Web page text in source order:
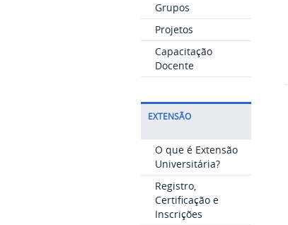
Grupos
Projetos
Capacitação
Docente
EXTENSÃO
O que é Extensão
Universitária?
Registro,
Certificação e
Inscrições